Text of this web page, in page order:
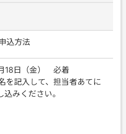
込方法
日（金） 必着
を記入して、担当者あてに
みください。